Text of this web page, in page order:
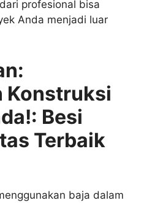
profesional bisa
Anda menjadi luar
Konstruksi
Besi
Terbaik
baja dalam